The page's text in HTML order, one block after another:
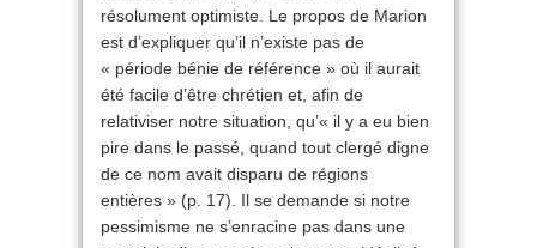
résolument optimiste. Le propos de Marion
est d’expliquer qu’il n’existe pas de
« période bénie de référence » où il aurait
été facile d’être chrétien et, afin de
relativiser notre situation, qu’« il y a eu bien
pire dans le passé, quand tout clergé digne
de ce nom avait disparu de régions
entières » (p. 17). Il se demande si notre
pessimisme ne s’enracine pas dans une